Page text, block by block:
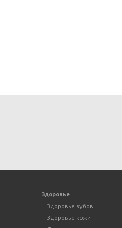
Здоровье
Здоровье зубов
Здоровье кожи